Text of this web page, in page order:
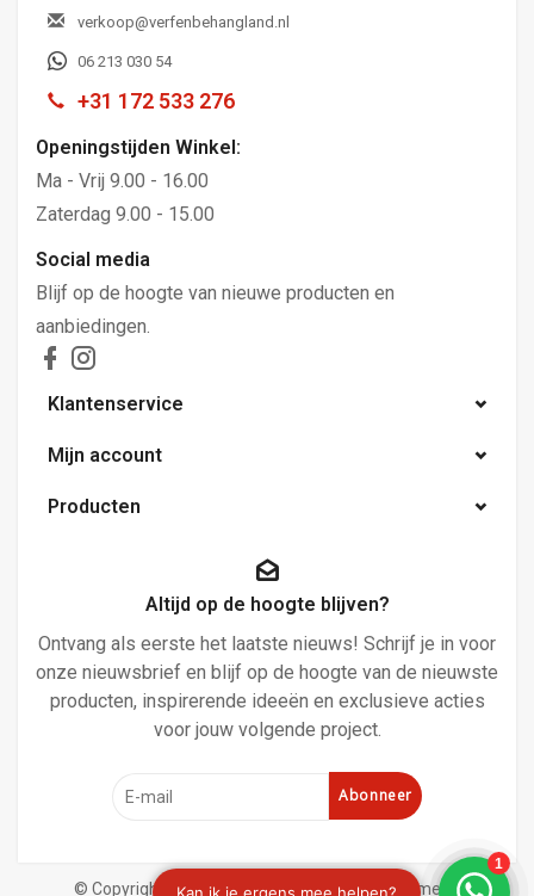
verkoop@verfenbehangland.nl
06 213 030 54
+31 172 533 276
Openingstijden Winkel:
Ma - Vrij 9.00 - 16.00
Zaterdag 9.00 - 15.00
Social media
Blijf op de hoogte van nieuwe producten en
aanbiedingen.
Klantenservice
Mijn account
Producten
Altijd op de hoogte blijven?
Ontvang als eerste het laatste nieuws! Schrijf je in voor
onze nieuwsbrief en blijf op de hoogte van de nieuwste
producten, inspirerende ideeën en exclusieve acties
voor jouw volgende project.
Abonneer
© Copyright 2026 Verf en behangland | Algemene